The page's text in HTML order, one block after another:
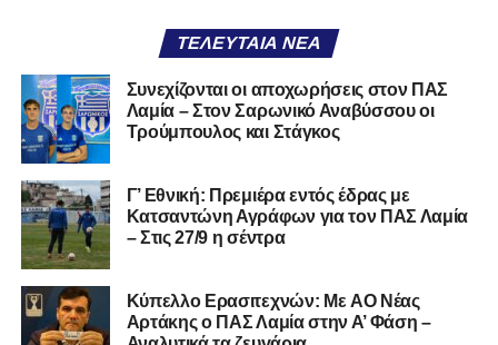
Ασχολούνται περισσότερο με τις «χάρες» των άλλων
παρά με τις δικές τους αδυναμίες. Σαν να ψάχνεις
στον διπλανό το γιατί δεν βρέχει, ενώ κρατάς
ομπρέλα μέσα στο σαλόνι.
εμπειρίαανώτερων επιπέδων,δεν μπορεί να εκπέμπει
εικόνα ομάδας-θύματος.Δεν γίνεται να μιλά για «κέντρα
αποφάσεων» και «επιρροές» και «αδικίες».
ομολογούν μειονεξία. Τη διορθώνουν.Βέβαια αυτό
απαιτεί και ισχυρό διοικητικό αποτύπωμα. Κάτι που σε
ΤΕΛΕΥΤΑΊΑ ΝΈΑ
Συνεχίζονται οι αποχωρήσεις στον ΠΑΣ
Λαμία – Στον Σαρωνικό Αναβύσσου οι
Τρούμπουλος και Στάγκος
Γ’ Εθνική: Πρεμιέρα εντός έδρας με
Κατσαντώνη Αγράφων για τον ΠΑΣ Λαμία
– Στις 27/9 η σέντρα
Kύπελλο Ερασιτεχνών: Με AO Nέας
Αρτάκης ο ΠΑΣ Λαμία στην Α’ Φάση –